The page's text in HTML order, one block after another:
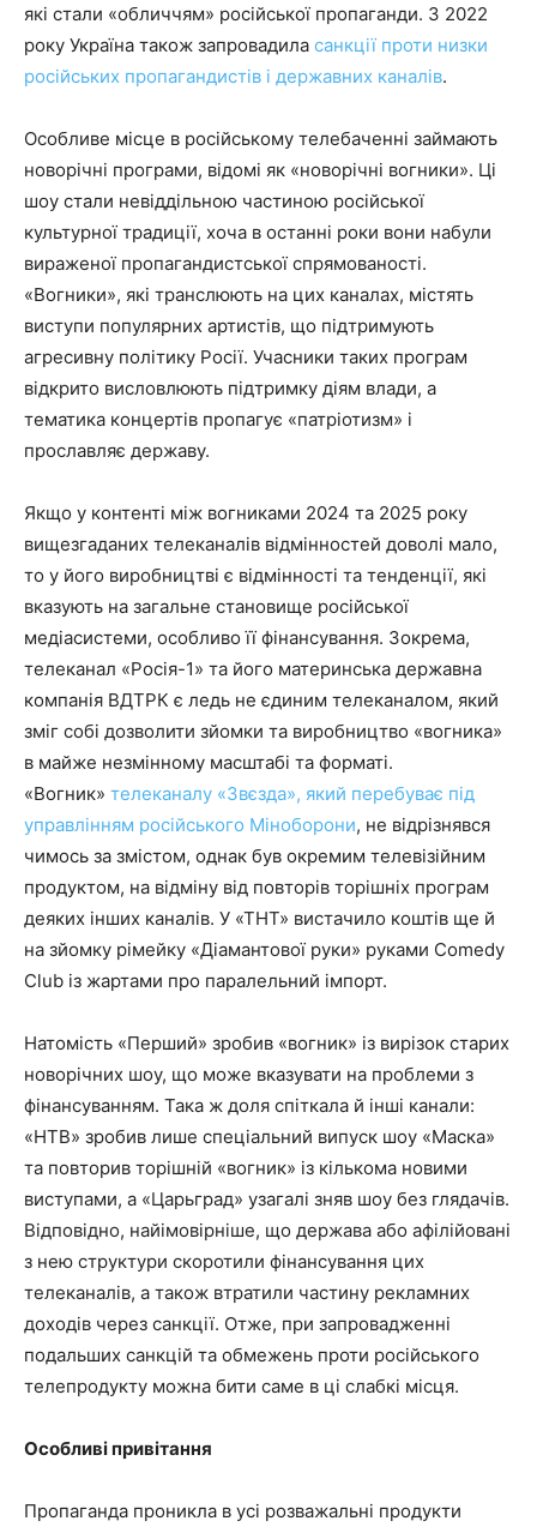
які стали «обличчям» російської пропаганди. З 2022
року Україна також запровадила санкції проти низки
російських пропагандистів і державних каналів.
Особливе місце в російському телебаченні займають
новорічні програми, відомі як «новорічні вогники». Ці
шоу стали невіддільною частиною російської
культурної традиції, хоча в останні роки вони набули
вираженої пропагандистської спрямованості.
«Вогники», які транслюють на цих каналах, містять
виступи популярних артистів, що підтримують
агресивну політику Росії. Учасники таких програм
відкрито висловлюють підтримку діям влади, а
тематика концертів пропагує «патріотизм» і
прославляє державу.
Якщо у контенті між вогниками 2024 та 2025 року
вищезгаданих телеканалів відмінностей доволі мало,
то у його виробництві є відмінності та тенденції, які
вказують на загальне становище російської
медіасистеми, особливо її фінансування. Зокрема,
телеканал «Росія-1» та його материнська державна
компанія ВДТРК є ледь не єдиним телеканалом, який
зміг собі дозволити зйомки та виробництво «вогника»
в майже незмінному масштабі та форматі.
«Вогник» телеканалу «Звєзда», який перебуває під
управлінням російського Міноборони, не відрізнявся
чимось за змістом, однак був окремим телевізійним
продуктом, на відміну від повторів торішніх програм
деяких інших каналів. У «ТНТ» вистачило коштів ще й
на зйомку рімейку «Діамантової руки» руками Comedy
Club із жартами про паралельний імпорт.
Натомість «Перший» зробив «вогник» із вирізок старих
новорічних шоу, що може вказувати на проблеми з
фінансуванням. Така ж доля спіткала й інші канали:
«НТВ» зробив лише спеціальний випуск шоу «Маска»
та повторив торішній «вогник» із кількома новими
виступами, а «Царьград» узагалі зняв шоу без глядачів.
Відповідно, найімовірніше, що держава або афілійовані
з нею структури скоротили фінансування цих
телеканалів, а також втратили частину рекламних
доходів через санкції. Отже, при запровадженні
подальших санкцій та обмежень проти російського
телепродукту можна бити саме в ці слабкі місця.
Особливі привітання
Пропаганда проникла в усі розважальні продукти